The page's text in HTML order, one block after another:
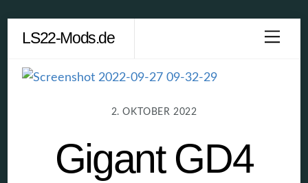
content
LS22-Mods.de
2. OKTOBER 2022
Gigant GD4